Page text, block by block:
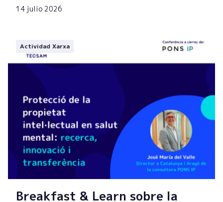
14 julio 2026
Actividad Xarxa
Breakfast & Learn sobre la